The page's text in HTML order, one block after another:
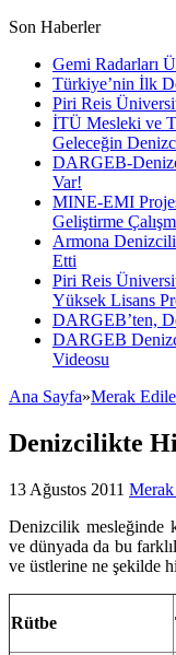
Son Haberler
Gemi Radarları
Türkiye’nin İlk
Piri Reis
İTÜ Mesleki ve
Geleceğin
DARGEB-
Var!
MINE-EMI
Geliştirme
Armona
Etti
Piri Reis
Yüksek Lisans
DARGEB’ten,
DARGEB
Videosu
Ana Sayfa»Merak
Denizcilikte
13 Ağustos 2011
Denizcilik mesleğinde
ve dünyada da bu
ve üstlerine ne şekilde
Rütbe